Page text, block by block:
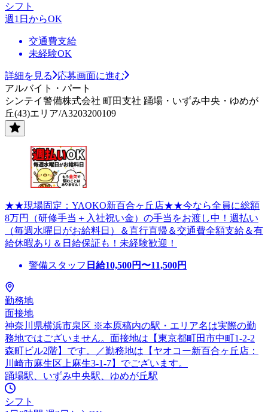
シフト
週1日からOK
交通費支給
未経験OK
詳細を見る
応募画面に進む
アルバイト・パート
シンテイ警備株式会社 町田支社 踊場・いずみ中央・ゆめが
丘(43)エリア/A3203200109
★★現場固定：YAOKO新百合ヶ丘店★★今なら全員に総額
8万円（研修手当＋入社祝い金）の手当をお渡し中！週払い
（毎週水曜日がお給料日）＆直行直帰＆交通費全額支給＆有
給休暇あり＆日給保証も！未経験歓迎！
警備スタッフ 日給10,500円〜11,500円
勤務地
面接地
神奈川県横浜市泉区 ※本原稿内の駅・エリア名は実際の勤
務地ではございません。面接地は【東京都町田市中町1-2-2
森町ビル2階】です。／勤務地は【ヤオコー新百合ヶ丘店：
川崎市麻生区上麻生3-1-7】でございます。
踊場駅、いずみ中央駅、ゆめが丘駅
シフト